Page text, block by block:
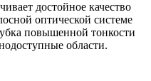
достойное качество
оптической системе
повышенной тонкости
области.